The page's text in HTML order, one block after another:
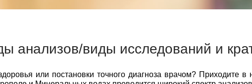
анализов/виды исследований и
или постановки точного диагноза врачом?